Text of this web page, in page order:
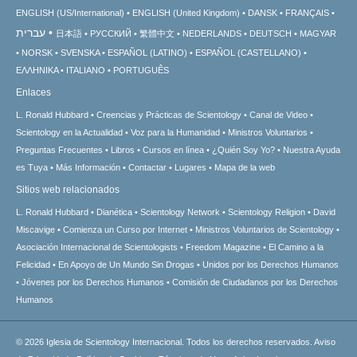
ENGLISH (US/International) ENGLISH (United Kingdom) DANSK FRANÇAIS
עברית 日本語 РУССКИЙ 繁體中文 NEDERLANDS DEUTSCH
MAGYAR
NORSK
SVENSKA ESPAÑOL (LATINO)
ESPAÑOL (CASTELLANO)
ΕΛΛΗΝΙΚA
ITALIANO PORTUGUÊS
Enlaces
L. Ronald Hubbard Creencias y Prácticas de Scientology
Canal de Video
Scientology en la Actualidad
Voz para la Humanidad
Ministros Voluntarios
Preguntas Frecuentes
Libros Cursos en línea ¿Quién Soy Yo?
Nuestra Ayuda
es Tuya
Más Información Contactar Lugares Mapa de la web
Sitios web relacionados
L. Ronald Hubbard Dianética Scientology Network Scientology Religion
David
Miscavige
Comienza un Curso por Internet
Ministros Voluntarios de Scientology
Asociación Internacional de Scientologists
Freedom Magazine
El Camino a la
Felicidad
En Apoyo de Un Mundo Sin Drogas
Unidos por los Derechos Humanos
Jóvenes por los Derechos Humanos
Comisión de Ciudadanos por los Derechos
Humanos
© 2026 Iglesia de Scientology Internacional. Todos los derechos reservados. Aviso